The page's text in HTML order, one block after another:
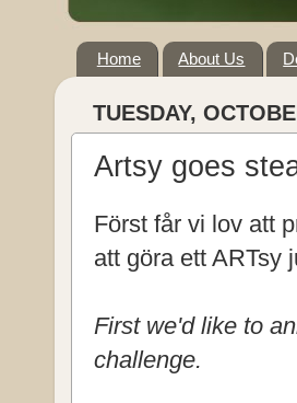
Home About Us
TUESDAY,
Artsy goes
Först får vi lov att
att göra ett ARTsy
First we'd like to
challenge.